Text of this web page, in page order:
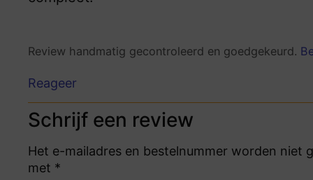
Review handmatig gecontroleerd en goedgekeurd.
Reageer
Schrijf een review
Het e-mailadres en bestelnummer worden niet
met *